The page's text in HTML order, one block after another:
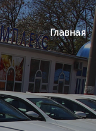
Главная